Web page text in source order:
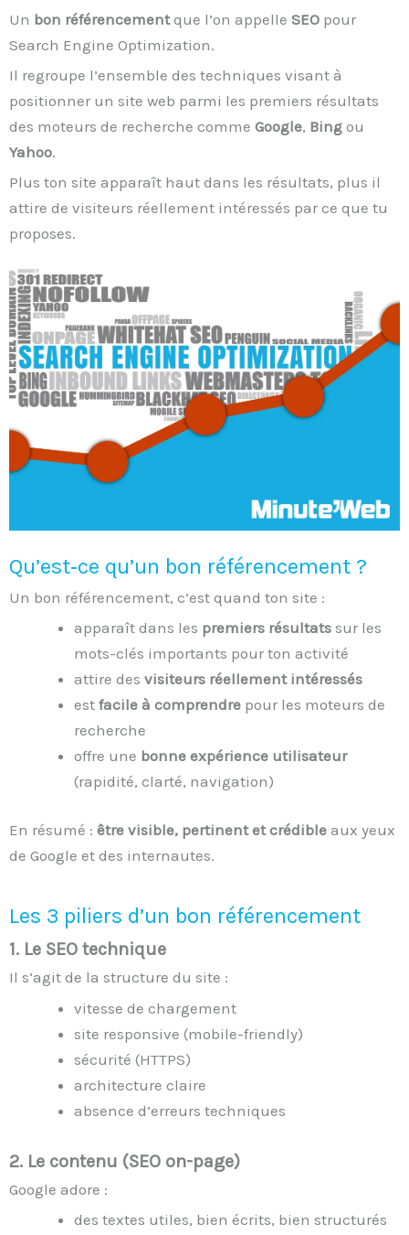
Un bon référencementque l’on appelle SEO pour
Search Engine Optimization.
Il regroupe l’ensemble des techniques visant à
positionner un site web parmi les premiers résultats
des moteurs de recherche comme Google, Bing ou
Yahoo.
Plus ton site apparaît haut dans les résultats, plus il
attire de visiteurs réellement intéressés par ce que tu
proposes.
Qu’est‑ce qu’un bon référencement ?
Un bon référencement, c’est quand ton site :
apparaît dans les premiers résultats sur les
mots-clés importants pour ton activité
attire des visiteurs réellement intéressés
est facile à comprendre pour les moteurs de
recherche
offre une bonne expérience utilisateur
(rapidité, clarté, navigation)
En résumé : être visible, pertinent et crédible aux yeux
de Google et des internautes.
Les 3 piliers d’un bon référencement
1. Le SEO technique
Il s’agit de la structure du site :
vitesse de chargement
site responsive (mobile-friendly)
sécurité (HTTPS)
architecture claire
absence d’erreurs techniques
2. Le contenu (SEO on-page)
Google adore :
des textes utiles, bien écrits, bien structurés